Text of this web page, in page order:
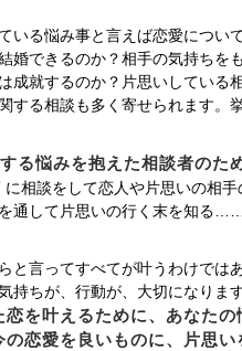
いる悩み事と言えば恋愛につい
婚できるのか？相手の気持ち
成就するのか？片思いしている
る相談も多く寄せられます。
る悩みを抱えた相談者のた
に相談をして恋人や片思いの相
通して片思いの行く末を知る
と言ってすべてが叶うわけでは
ちが、行動が、大切になります
を叶えるために、あなた
恋愛を良いものに、片思い